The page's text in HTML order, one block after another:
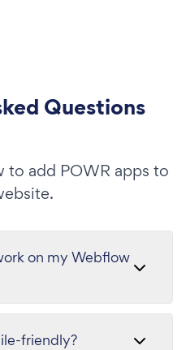
Questions
to add POWR apps to
on my Webflow
friendly?